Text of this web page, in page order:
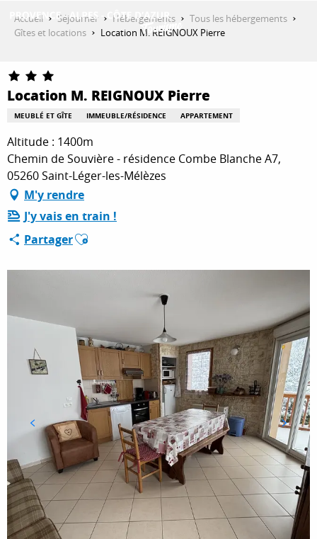
DÉCOUVRIR
QUE FAIRE ?
SÉJOURNER
ESPACE PRO
Accueil Séjourner Hébergements
Tous les hébergements
Gîtes et locations
Location M. REIGNOUX Pierre
Location M. REIGNOUX Pierre
MEUBLÉ ET GÎTE IMMEUBLE/RÉSIDENCE APPARTEMENT
Altitude : 1400m
Chemin de Souvière - résidence Combe Blanche A7,
05260 Saint-Léger-les-Mélèzes
M'y rendre
J'y vais en train !
PartagerAjouter aux favoris